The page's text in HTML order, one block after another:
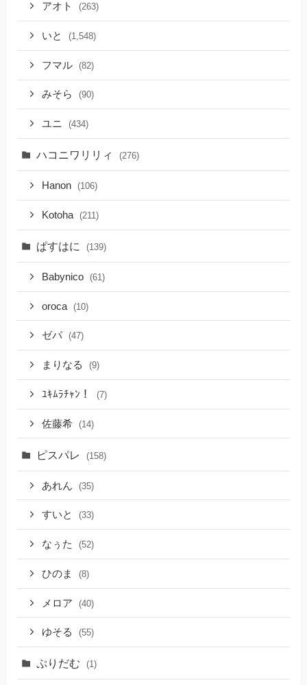
アオト (263)
いと (1,548)
フマル (82)
みそら (90)
ユニ (434)
ハコニワリリィ (276)
Hanon (106)
Kotoha (211)
ぱすはに (139)
Babynico (61)
oroca (10)
ゼパ (47)
まりなる (9)
ﾕｷﾑﾗﾁｬﾝ！ (7)
佐藤希 (14)
ピスパレ (158)
あれん (35)
すいと (33)
なぅた (52)
ひのま (8)
メロア (40)
ゆそる (55)
ぷりだむ (1)